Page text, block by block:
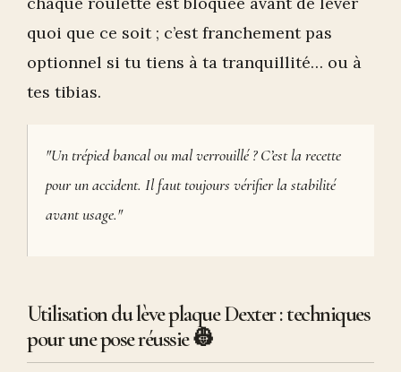
quoi que ce soit ; c’est franchement pas
optionnel si tu tiens à ta tranquillité… ou à
tes tibias.
"Un trépied bancal ou mal verrouillé ? C’est la recette
pour un accident. Il faut toujours vérifier la stabilité
avant usage."
Utilisation du lève plaque Dexter : techniques
pour une pose réussie 👷